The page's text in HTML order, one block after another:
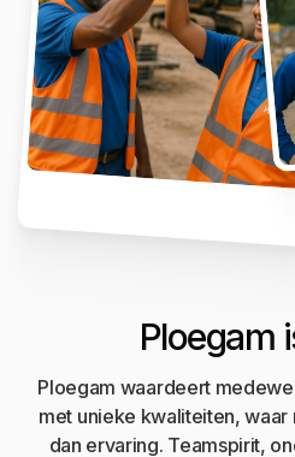
Ploegam
Ploegam waardeert
met unieke kwaliteiten,
dan ervaring. Teamspirit,